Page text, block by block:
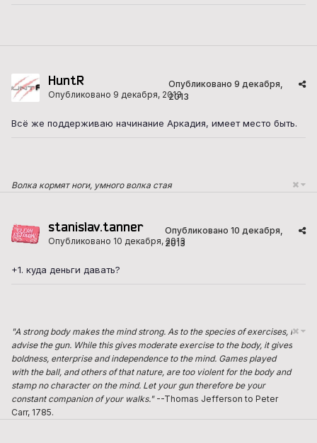
HuntR
Опубликовано 9 декабря, 2013
Опубликовано 9 декабря,
2013
Всё же поддерживаю начинание Аркадия, имеет место быть.
Волка кормят ноги, умного волка стая
stanislav.tanner
Опубликовано 10 декабря, 2013
Опубликовано 10 декабря,
2013
+1. куда деньги давать?
"A strong body makes the mind strong. As to the species of exercises, I
advise the gun. While this gives moderate exercise to the body, it gives
boldness, enterprise and independence to the mind. Games played
with the ball, and others of that nature, are too violent for the body and
stamp no character on the mind. Let your gun therefore be your
constant companion of your walks."--Thomas Jefferson to Peter
Carr, 1785.